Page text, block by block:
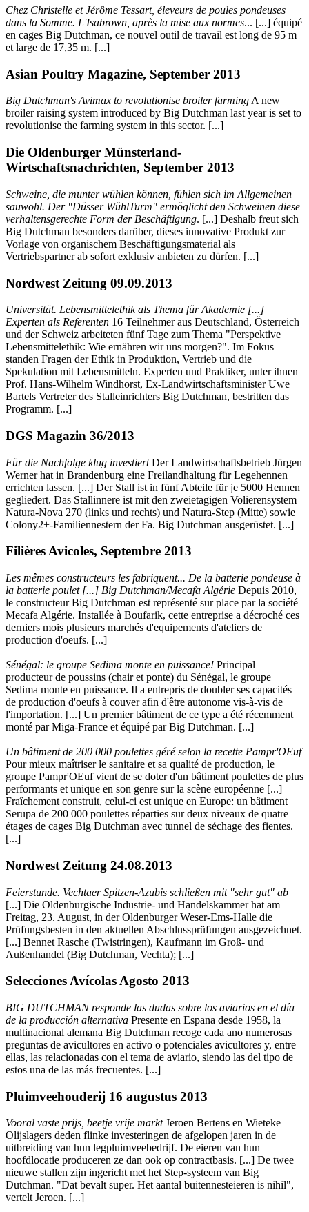
Chez Christelle et Jérôme Tessart, éleveurs de poules pondeuses
dans la Somme. L'Isabrown, après la mise aux normes... [...] équipé
en cages Big Dutchman, ce nouvel outil de travail est long de 95 m
et large de 17,35 m. [...]
Asian Poultry Magazine, September 2013
Big Dutchman's Avimax to revolutionise broiler farmingA new
broiler raising system introduced by Big Dutchman last year is set to
revolutionise the farming system in this sector. [...]
Die Oldenburger Münsterland-
Wirtschaftsnachrichten, September 2013
Schweine, die munter wühlen können, fühlen sich im Allgemeinen
sauwohl. Der "Düsser WühlTurm" ermöglicht den Schweinen diese
verhaltensgerechte Form der Beschäftigung. [...] Deshalb freut sich
Big Dutchman besonders darüber, dieses innovative Produkt zur
Vorlage von organischem Beschäftigungsmaterial als
Vertriebspartner ab sofort exklusiv anbieten zu dürfen. [...]
Nordwest Zeitung 09.09.2013
Universität. Lebensmittelethik als Thema für Akademie [...]
Experten als Referenten 16 Teilnehmer aus Deutschland, Österreich
und der Schweiz arbeiteten fünf Tage zum Thema "Perspektive
Lebensmittelethik: Wie ernähren wir uns morgen?". Im Fokus
standen Fragen der Ethik in Produktion, Vertrieb und die
Spekulation mit Lebensmitteln. Experten und Praktiker, unter ihnen
Prof. Hans-Wilhelm Windhorst, Ex-Landwirtschaftsminister Uwe
Bartels Vertreter des Stalleinrichters Big Dutchman, bestritten das
Programm. [...]
DGS Magazin 36/2013
Für die Nachfolge klug investiertDer Landwirtschaftsbetrieb Jürgen
Werner hat in Brandenburg eine Freilandhaltung für Legehennen
errichten lassen. [...] Der Stall ist in fünf Abteile für je 5000 Hennen
gegliedert. Das Stallinnere ist mit den zweietagigen Volierensystem
Natura-Nova 270 (links und rechts) und Natura-Step (Mitte) sowie
Colony2+-Familiennestern der Fa. Big Dutchman ausgerüstet. [...]
Filières Avicoles, Septembre 2013
Les mêmes constructeurs les fabriquent... De la batterie pondeuse à
la batterie poulet [...] Big Dutchman/Mecafa Algérie Depuis 2010,
le constructeur Big Dutchman est représenté sur place par la société
Mecafa Algérie. Installée à Boufarik, cette entreprise a décroché ces
derniers mois plusieurs marchés d'equipements d'ateliers de
production d'oeufs. [...]
Sénégal: le groupe Sedima monte en puissance! Principal
producteur de poussins (chair et ponte) du Sénégal, le groupe
Sedima monte en puissance. Il a entrepris de doubler ses capacités
de production d'oeufs à couver afin d'être autonome vis-à-vis de
l'importation. [...] Un premier bâtiment de ce type a été récemment
monté par Miga-France et équipé par Big Dutchman. [...]
Un bâtiment de 200 000 poulettes géré selon la recette Pampr'OEuf
Pour mieux maîtriser le sanitaire et sa qualité de production, le
groupe Pampr'OEuf vient de se doter d'un bâtiment poulettes de plus
performants et unique en son genre sur la scène européenne [...]
Fraîchement construit, celui-ci est unique en Europe: un bâtiment
Serupa de 200 000 poulettes réparties sur deux niveaux de quatre
étages de cages Big Dutchman avec tunnel de séchage des fientes.
[...]
Nordwest Zeitung 24.08.2013
Feierstunde. Vechtaer Spitzen-Azubis schließen mit "sehr gut" ab
[...] Die Oldenburgische Industrie- und Handelskammer hat am
Freitag, 23. August, in der Oldenburger Weser-Ems-Halle die
Prüfungsbesten in den aktuellen Abschlussprüfungen ausgezeichnet.
[...] Bennet Rasche (Twistringen), Kaufmann im Groß- und
Außenhandel (Big Dutchman, Vechta); [...]
Selecciones Avícolas Agosto 2013
BIG DUTCHMAN responde las dudas sobre los aviarios en el día
de la producción alternativa Presente en Espana desde 1958, la
multinacional alemana Big Dutchman recoge cada ano numerosas
preguntas de avicultores en activo o potenciales avicultores y, entre
ellas, las relacionadas con el tema de aviario, siendo las del tipo de
estos una de las más frecuentes. [...]
Pluimveehouderij 16 augustus 2013
Vooral vaste prijs, beetje vrije marktJeroen Bertens en Wieteke
Olijslagers deden flinke investeringen de afgelopen jaren in de
uitbreiding van hun legpluimveebedrijf. De eieren van hun
hoofdlocatie produceren ze dan ook op contractbasis. [...] De twee
nieuwe stallen zijn ingericht met het Step-systeem van Big
Dutchman. "Dat bevalt super. Het aantal buitennesteieren is nihil",
vertelt Jeroen. [...]